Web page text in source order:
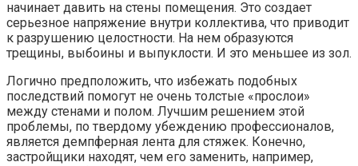
начинает давить на стены помещения. Это создает
серьезное напряжение внутри коллектива, что приводит
к разрушению целостности. На нем образуются
трещины, выбоины и выпуклости. И это меньшее из зол.
Логично предположить, что избежать подобных
последствий помогут не очень толстые «прослои»
между стенами и полом. Лучшим решением этой
проблемы, по твердому убеждению профессионалов,
является демпферная лента для стяжек. Конечно,
застройщики находят, чем его заменить, например,